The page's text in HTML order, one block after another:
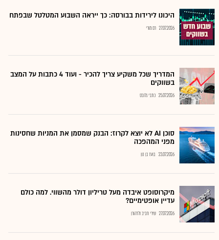
היכונו לירידות בבורסה: כך ייראה השבוע המטלטל שבפתח
27.07.2026 רם מורי
המדריך שכל משקיע צריך להכיר - ועוד 4 כתבות על המצב
בשווקים
25.07.2026 כתבי גלובס
סוכן AI לא יוצא לקרוז: הבנק שמסמן את המניות שחסינות
מפני המהפכה
23.07.2026 בועז בן נון
מיקרוסופט איבדה מעל טריליון דולר מהשווי. למה כולם
עדיין אופטימיים?
27.07.2026 שירי חביב ולדהורן